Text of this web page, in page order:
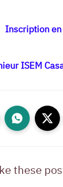
Inscription
ISEM
these